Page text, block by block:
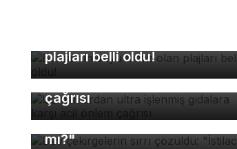
plajları belli oldu!
Uzmanlardan ultra işlenmiş
gıdalara karşı acil önlem
çağrısı
Dev çekirgelerin sırrı
çözüldü: "İstilacı mı, zararsız
mı?"